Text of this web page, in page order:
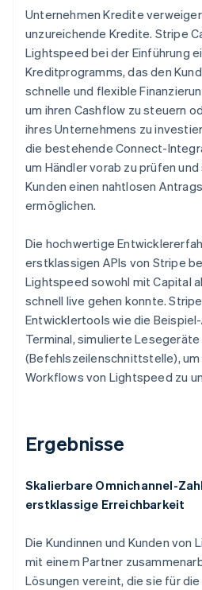
Unternehmen Kredite
unzureichende Kredite. Stripe
Lightspeed bei der Einführung
Kreditprogramms, das den
schnelle und flexible
um ihren Cashflow zu steuern
ihres Unternehmens zu
die bestehende Connect-
um Händler vorab zu prüfen
Kunden einen nahtlosen
ermöglichen.
Die hochwertige
erstklassigen APIs von Stripe
Lightspeed sowohl mit Capital
schnell live gehen konnte.
Entwicklertools wie die
Terminal, simulierte
(Befehlszeilenschnittstelle),
Workflows von Lightspeed zu
Ergebnisse
Skalierbare Omnichannel-
erstklassige Erreichbarkeit
Die Kundinnen und Kunden von
mit einem Partner
Lösungen vereint, die sie für die